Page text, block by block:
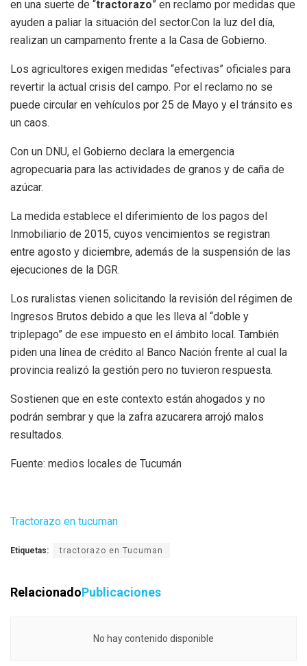
en una suerte de “tractorazo” en reclamo por medidas que
ayuden a paliar la situación del sector.Con la luz del día,
realizan un campamento frente a la Casa de Gobierno.
Los agricultores exigen medidas “efectivas” oficiales para
revertir la actual crisis del campo. Por el reclamo no se
puede circular en vehículos por 25 de Mayo y el tránsito es
un caos.
Con un DNU, el Gobierno declara la emergencia
agropecuaria para las actividades de granos y de caña de
azúcar.
La medida establece el diferimiento de los pagos del
Inmobiliario de 2015, cuyos vencimientos se registran
entre agosto y diciembre, además de la suspensión de las
ejecuciones de la DGR.
Los ruralistas vienen solicitando la revisión del régimen de
Ingresos Brutos debido a que les lleva al “doble y
triplepago” de ese impuesto en el ámbito local. También
piden una línea de crédito al Banco Nación frente al cual la
provincia realizó la gestión pero no tuvieron respuesta.
Sostienen que en este contexto están ahogados y no
podrán sembrar y que la zafra azucarera arrojó malos
resultados.
Fuente: medios locales de Tucumán
Tractorazo en tucuman
Etiquetas: tractorazo en Tucuman
RelacionadoPublicaciones
No hay contenido disponible